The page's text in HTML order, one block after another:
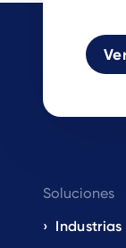
Soluciones
Industrias